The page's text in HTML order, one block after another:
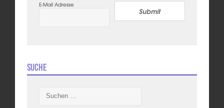
E-Mail Adresse
Submit
Suche
nach: